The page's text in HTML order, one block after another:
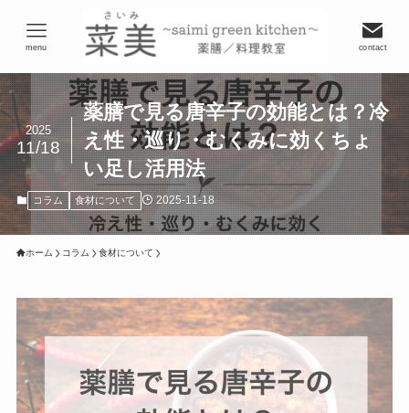
contact
menu
薬膳で見る唐辛子の効能とは？冷
え性・巡り・むくみに効くちょ
い足し活用法
2025
11/18
コラム 食材について 2025-11-18
ホーム コラム 食材について